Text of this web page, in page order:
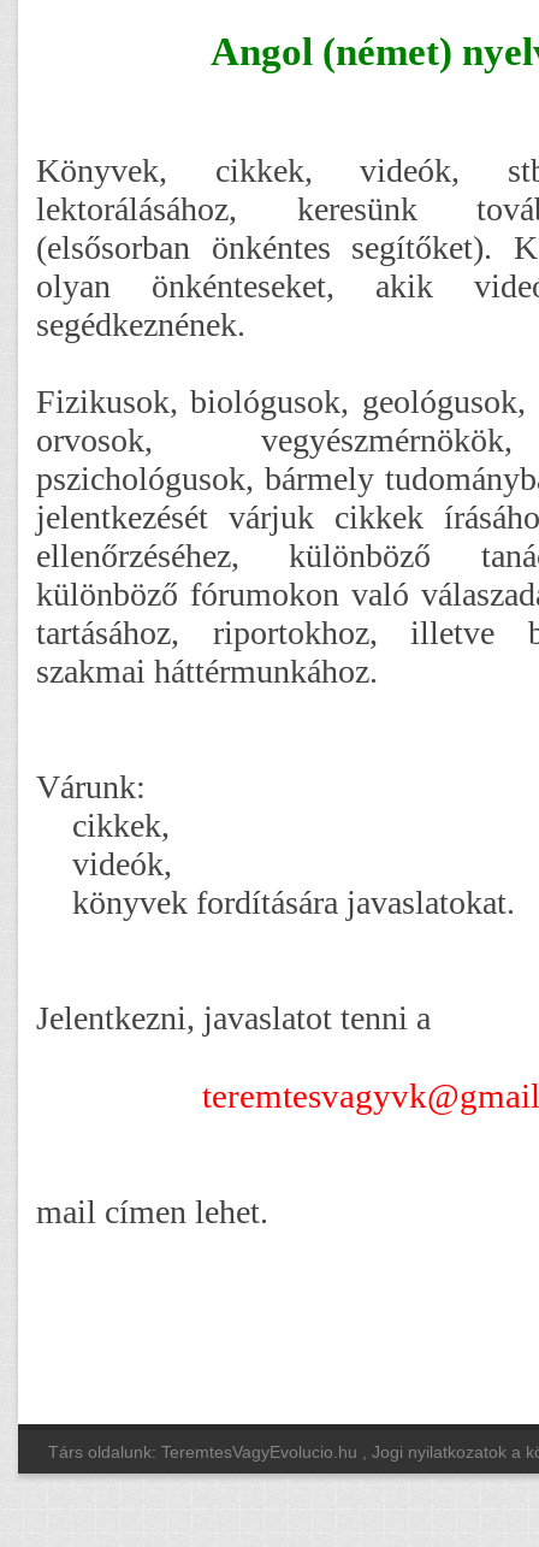
Angol (német)
Könyvek, cikkek, videók,
lektorálásához, keresünk
(elsősorban önkéntes segítőket).
olyan önkénteseket, akik
segédkeznének.
Fizikusok, biológusok, geológusok,
orvosok,
pszichológusok, bármely
jelentkezését várjuk cikkek
ellenőrzéséhez, különböző
különböző fórumokon való
tartásához, riportokhoz, illetve
szakmai háttérmunkához.
Várunk:
cikkek,
videók,
könyvek fordítására javaslatokat.
Jelentkezni, javaslatot tenni a
mail címen lehet.
Társ oldalunk: TeremtesVagyEvolucio.hu , Jogi nyilatkozatok a